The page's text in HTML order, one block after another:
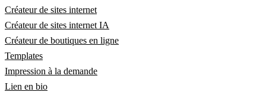
Créateur de sites internet
Créateur de sites internet IA
Créateur de boutiques en ligne
Templates
Impression à la demande
Lien en bio